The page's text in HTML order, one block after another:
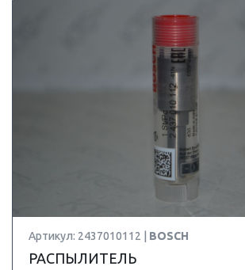
Артикул: 2437010112 | BOSCH
РАСПЫЛИТЕЛЬ